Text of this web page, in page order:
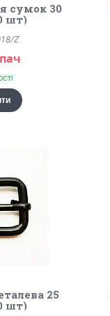
сумок 30
шт)
Z
25
шт)